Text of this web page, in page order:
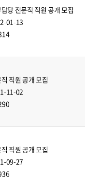
당 전문직 직원 공개 모집
01-13
직원 공개 모집
11-02
직원 공개 모집
09-27